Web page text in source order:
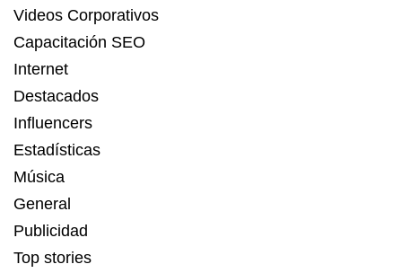
Videos Corporativos
Capacitación SEO
Internet
Destacados
Influencers
Estadísticas
Música
General
Publicidad
Top stories